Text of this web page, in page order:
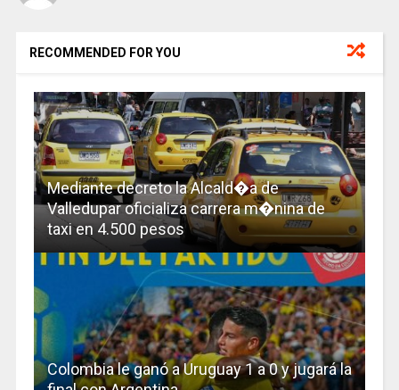
RECOMMENDED FOR YOU
Mediante decreto la Alcald�a de
Valledupar oficializa carrera m�nina de
taxi en 4.500 pesos
Colombia le ganó a Uruguay 1 a 0 y jugará la